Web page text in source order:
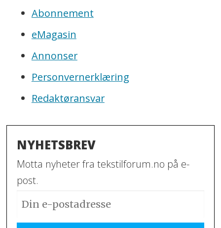
Abonnement
eMagasin
Annonser
Personvernerklæring
Redaktøransvar
NYHETSBREV
Motta nyheter fra tekstilforum.no på e-
post.